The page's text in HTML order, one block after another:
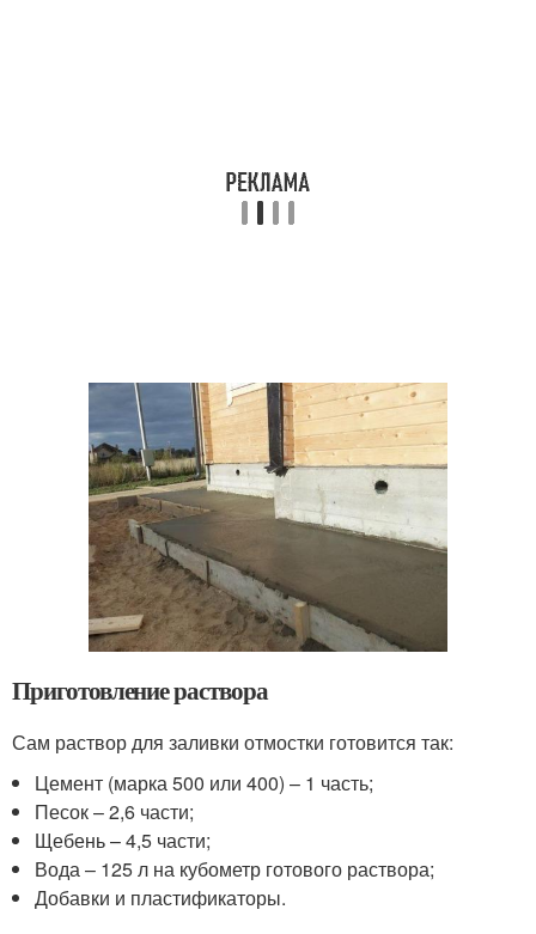
Приготовление раствора
Сам раствор для заливки отмостки готовится так:
Цемент (марка 500 или 400) – 1 часть;
Песок – 2,6 части;
Щебень – 4,5 части;
Вода – 125 л на кубометр готового раствора;
Добавки и пластификаторы.